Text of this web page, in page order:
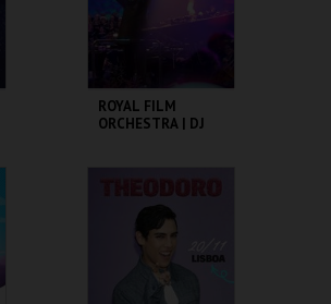
ROYAL FILM
ORCHESTRA | DJ
MAIS INFO
COMPRAR